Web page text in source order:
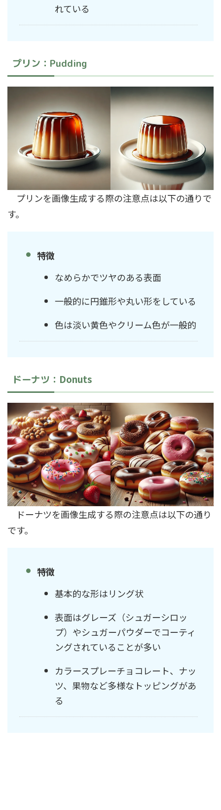
れている
プリン：Pudding
プリンを画像生成する際の注意点は以下の通りで
す。
特徴
なめらかでツヤのある表面
一般的に円錐形や丸い形をしている
色は淡い黄色やクリーム色が一般的
ドーナツ： Donuts
ドーナツを画像生成する際の注意点は以下の通り
です。
特徴
基本的な形はリング状
表面はグレーズ（シュガーシロッ
プ）やシュガーパウダーでコーティ
ングされていることが多い
カラースプレーチョコレート、ナッ
ツ、果物など多様なトッピングがあ
る